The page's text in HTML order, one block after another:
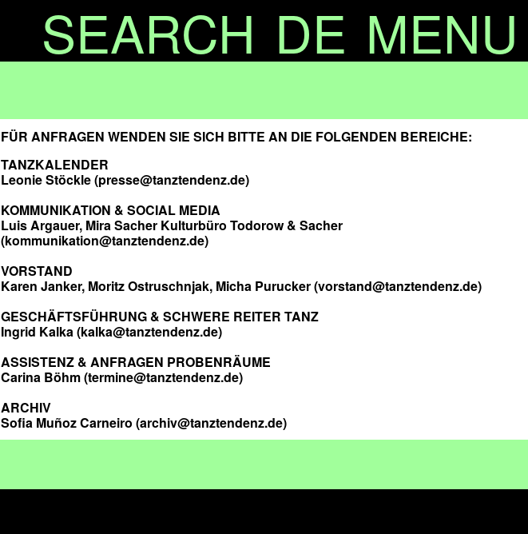
SEARCH DE MENU
FÜR ANFRAGEN WENDEN SIE SICH BITTE AN DIE FOLGENDEN BEREICHE:
TANZKALENDER
Leonie Stöckle (presse@tanztendenz.de)
KOMMUNIKATION & SOCIAL MEDIA
Luis Argauer, Mira Sacher Kulturbüro Todorow & Sacher
(kommunikation@tanztendenz.de)
VORSTAND
Karen Janker, Moritz Ostruschnjak, Micha Purucker (vorstand@tanztendenz.de)
GESCHÄFTSFÜHRUNG & SCHWERE REITER TANZ
Ingrid Kalka (kalka@tanztendenz.de)
ASSISTENZ & ANFRAGEN PROBENRÄUME
Carina Böhm (termine@tanztendenz.de)
ARCHIV
Sofia Muñoz Carneiro (archiv@tanztendenz.de)